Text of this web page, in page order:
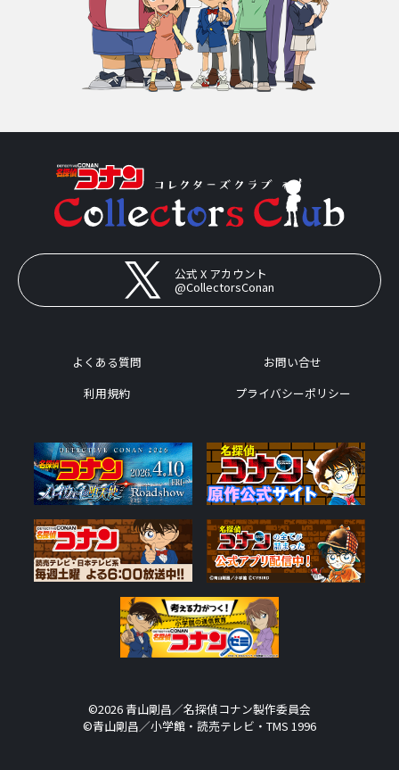
公式 X アカウント
@CollectorsConan
よくある質問
お問い合せ
利用規約
プライバシーポリシー
©2026 青山剛昌／名探偵コナン製作委員会
©青山剛昌／小学館・読売テレビ・TMS 1996